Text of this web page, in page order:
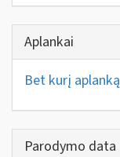
Aplankai
Bet kurį aplanką
Parodymo data